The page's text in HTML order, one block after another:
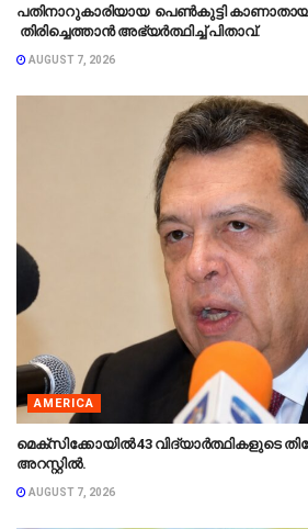
പതിനാറുകാരിയായ പെൺകുട്ടി
തിരിച്ചെത്താൻ അഭ്യർത്ഥിച്ച് പിതാവ്.
AUGUST 7, 2026
AMERICA
മെക്‌സിക്കോയിൽ 43 വിദ്യാർത്ഥികളുടെ
അറസ്റ്റിൽ.
AUGUST 7, 2026